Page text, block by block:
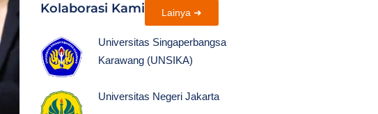
Kolaborasi Kami Lainya ➜
Universitas Singaperbangsa
Karawang (UNSIKA)
Universitas Negeri Jakarta